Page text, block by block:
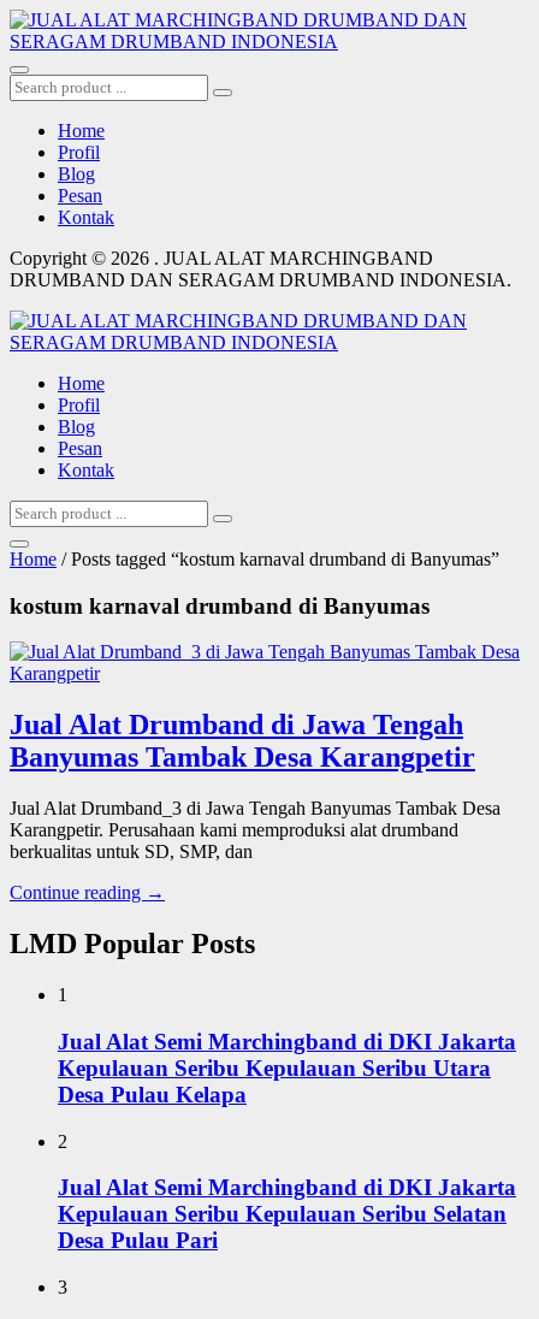
Home
Profil
Blog
Pesan
Kontak
Copyright © 2026 . JUAL ALAT MARCHINGBAND
DRUMBAND DAN SERAGAM DRUMBAND INDONESIA.
Home
Profil
Blog
Pesan
Kontak
Home / Posts tagged “kostum karnaval drumband di Banyumas”
kostum karnaval drumband di Banyumas
Jual Alat Drumband di Jawa Tengah
Banyumas Tambak Desa Karangpetir
Jual Alat Drumband_3 di Jawa Tengah Banyumas Tambak Desa
Karangpetir. Perusahaan kami memproduksi alat drumband
berkualitas untuk SD, SMP, dan
Continue reading →
LMD Popular Posts
1
Jual Alat Semi Marchingband di DKI Jakarta
Kepulauan Seribu Kepulauan Seribu Utara
Desa Pulau Kelapa
2
Jual Alat Semi Marchingband di DKI Jakarta
Kepulauan Seribu Kepulauan Seribu Selatan
Desa Pulau Pari
3